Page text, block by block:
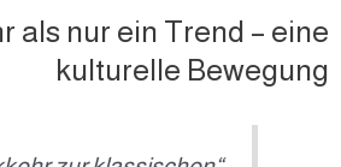
als nur ein Trend – eine
kulturelle Bewegung